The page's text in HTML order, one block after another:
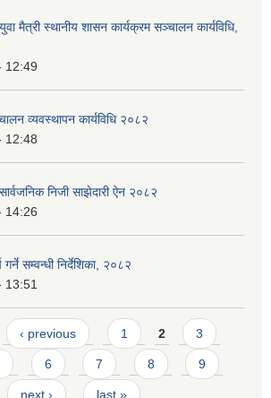
मैत्री स्थानीय शासन कार्यक्रम सञ्चालन कार्यविधि,
12:49
व्यवस्थापन कार्यविधि २०८२
12:48
निजी साझेदारी ऐन २०८२
14:26
सम्वन्धी निर्देशिका, २०८२
13:51
‹ previous 1 2 3
6 7 8 9
next › last »